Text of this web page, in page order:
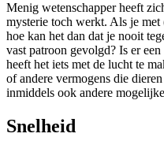
Menig wetenschapper heeft
mysterie toch werkt. Als je
hoe kan het dan dat je nooit
vast patroon gevolgd? Is er
heeft het iets met de lucht te
of andere vermogens die
inmiddels ook andere
Snelheid